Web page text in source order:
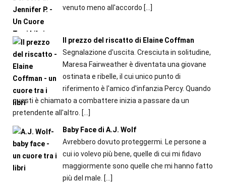
venuto meno all'accordo […]
Il prezzo del riscatto di Elaine Coffman
Segnalazione d'uscita. Cresciuta in solitudine,
Maresa Fairweather è diventata una giovane
ostinata e ribelle, il cui unico punto di
riferimento è l'amico d'infanzia Percy. Quando
questi è chiamato a combattere inizia a passare da un
pretendente all'altro. […]
Baby Face di A.J. Wolf
Avrebbero dovuto proteggermi. Le persone a
cui io volevo più bene, quelle di cui mi fidavo
maggiormente sono quelle che mi hanno fatto
più del male. […]